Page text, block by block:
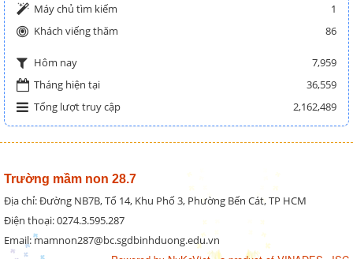
Máy chủ tìm kiếm
1
Khách viếng thăm
86
Hôm nay
7,959
Tháng hiện tại
36,559
Tổng lượt truy cập
2,162,489
Trường mầm non 28.7
Địa chỉ: Đường NB7B, Tổ 14, Khu Phố 3, Phường Bến Cát, TP HCM
Điện thoại: 0274.3.595.287
Email: mamnon287@bc.sgdbinhduong.edu.vn